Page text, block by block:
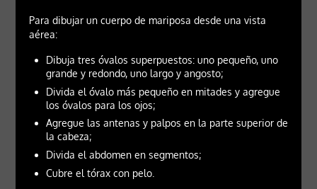
Para dibujar un cuerpo de mariposa desde una vista
aérea:
Dibuja tres óvalos superpuestos: uno pequeño, uno
grande y redondo, uno largo y angosto;
Divida el óvalo más pequeño en mitades y agregue
los óvalos para los ojos;
Agregue las antenas y palpos en la parte superior de
la cabeza;
Divida el abdomen en segmentos;
Cubre el tórax con pelo.